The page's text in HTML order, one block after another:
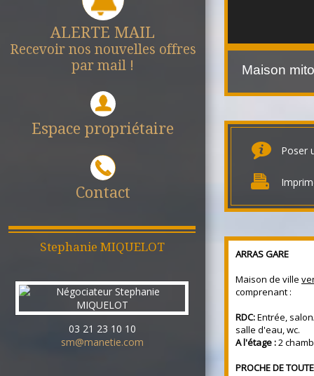
ALERTE MAIL
Recevoir nos nouvelles offres
par mail !
Espace propriétaire
Contact
Stephanie MIQUELOT
03 21 23 10 10
sm@manetie.com
Maison
Poser
ARRAS GARE
Maison de ville
comprenant :
RDC:Entrée,
salle d'eau, wc.
A l'étage :2
PROCHE DE